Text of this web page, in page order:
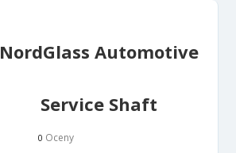
NordGlass Automotive
Service Shaft
0 Oceny